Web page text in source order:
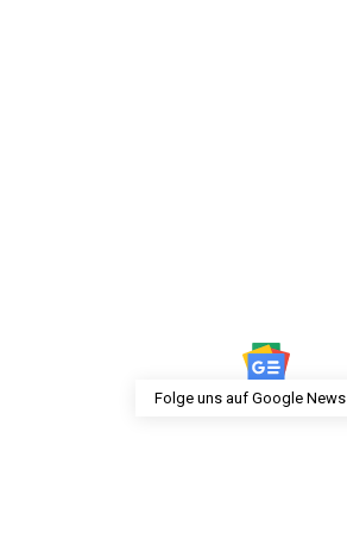
Folge uns auf Google News